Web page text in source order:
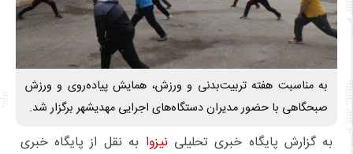
به مناسبت هفته تربیت‌بدنی و ورزش، همایش پیاده‌روی و ورزش
صبحگاهی با حضور مدیران دستگاه‌های اجرایی مهدیشهر برگزار شد.
به گزارش پایگاه خبری تحلیلینیزوا به نقل از پایگاه خبری